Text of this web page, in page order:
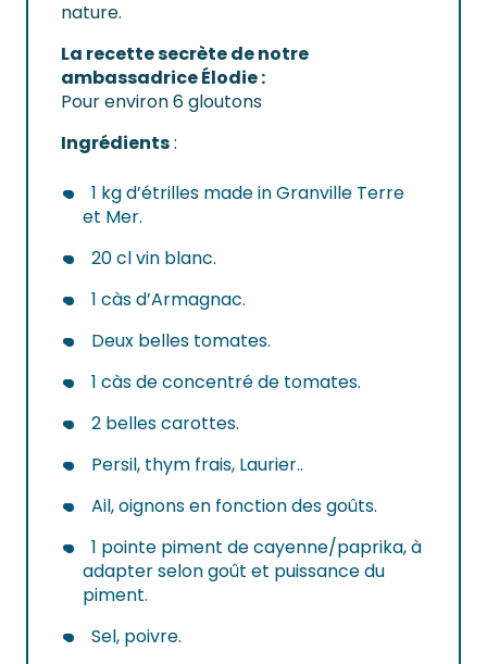
nature.
La recette secrète de notre
ambassadrice Élodie :
Pour environ 6 gloutons
Ingrédients:
1 kg d’étrilles made in Granville Terre
et Mer.
20 cl vin blanc.
1 càs d’Armagnac.
Deux belles tomates.
1 càs de concentré de tomates.
2 belles carottes.
Persil, thym frais, Laurier..
Ail, oignons en fonction des goûts.
1 pointe piment de cayenne/paprika, à
adapter selon goût et puissance du
piment.
Sel, poivre.